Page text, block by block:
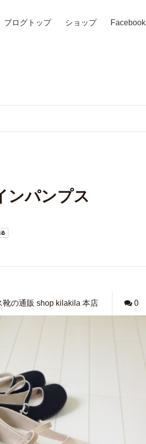
ブログトップ ショップ Facebook
ンパンプス
靴の通販 shop kilakila 本店 0